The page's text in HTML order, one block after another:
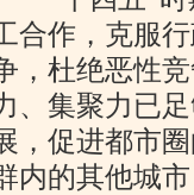
合作，克服
，杜绝恶性
、集聚力已
，促进都市
内的其他城